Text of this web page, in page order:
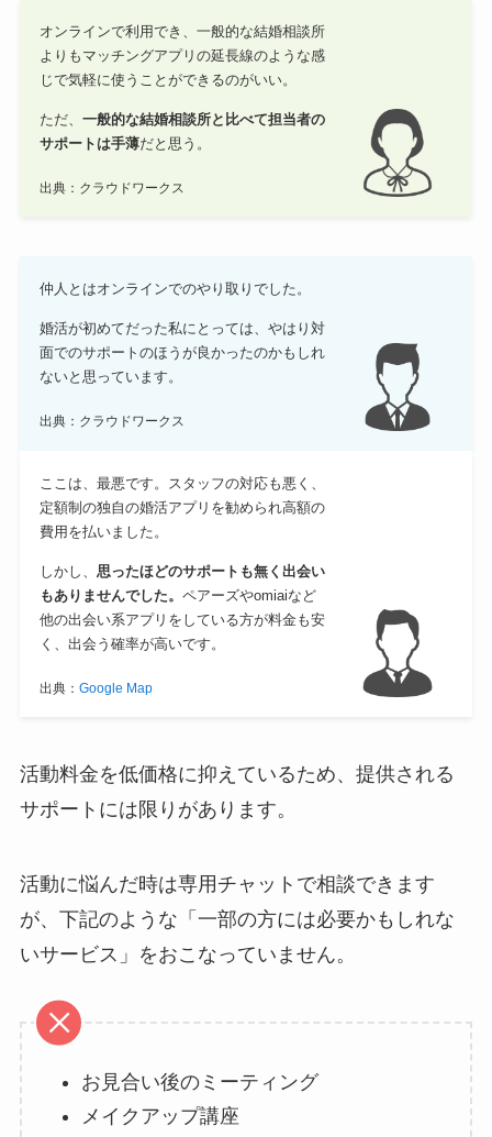
オンラインで利用でき、一般的な結婚相談所
よりもマッチングアプリの延長線のような感
じで気軽に使うことができるのがいい。
ただ、 一般的な結婚相談所と比べて担当者の
サポートは手薄だと思う。
出典：クラウドワークス
仲人とはオンラインでのやり取りでした。
婚活が初めてだった私にとっては、やはり対
面でのサポートのほうが良かったのかもしれ
ないと思っています。
出典：クラウドワークス
ここは、最悪です。スタッフの対応も悪く、
定額制の独自の婚活アプリを勧められ高額の
費用を払いました。
しかし、 思ったほどのサポートも無く出会い
もありませんでした。 ペアーズやomiaiなど
他の出会い系アプリをしている方が料金も安
く、出会う確率が高いです。
出典： Google Map
活動料金を低価格に抑えているため、提供される
サポートには限りがあります。
活動に悩んだ時は専用チャットで相談できます
が、下記のような「一部の方には必要かもしれな
いサービス」をおこなっていません。
お見合い後のミーティング
メイクアップ講座